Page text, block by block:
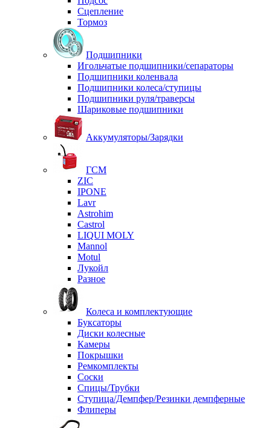
Сцепление
Тормоз
Подшипники
Игольчатые подшипники/сепараторы
Подшипники коленвала
Подшипники колеса/ступицы
Подшипники руля/траверсы
Шариковые подшипники
Аккумуляторы/Зарядки
ГСМ
ZIC
IPONE
Lavr
Astrohim
Castrol
LIQUI MOLY
Mannol
Motul
Лукойл
Разное
Колеса и комплектующие
Буксаторы
Диски колесные
Камеры
Покрышки
Ремкомплекты
Соски
Спицы/Трубки
Ступица/Демпфер/Резинки демпферные
Флиперы